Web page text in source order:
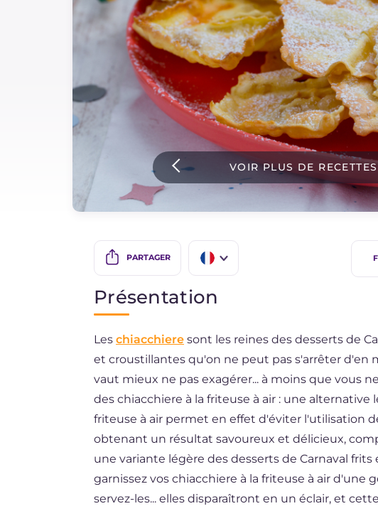
IT Website
Instagram
YouTube
VOIR PLUS DE
PARTAGER
ES
DE
NL
Présentation
Les chiacchiere sont les reines des desserts de
et croustillantes qu'on ne peut pas s'arrêter d'en
vaut mieux ne pas exagérer... à moins que vous
des chiacchiere à la friteuse à air : une alternative
friteuse à air permet en effet d'éviter l'utilisation
obtenant un résultat savoureux et délicieux,
une variante légère des desserts de Carnaval frits
garnissez vos chiacchiere à la friteuse à air d'une
servez-les... elles disparaîtront en un éclair, et